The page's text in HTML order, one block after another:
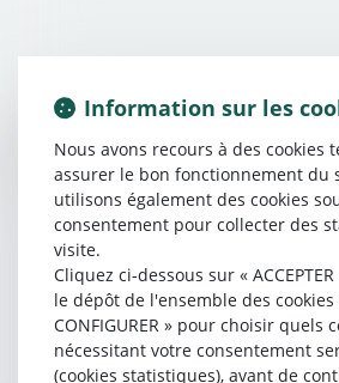
Réforme du travail : pour un
Information sur les
Nous avons recours à des cookies
assurer le bon fonctionnement du
utilisons également des cookies
consentement pour collecter des
visite.
Cliquez ci-dessous sur «
le dépôt de l'ensemble des cookies
CONFIGURER » pour choisir quels
nécessitant votre consentement
(cookies statistiques), avant de